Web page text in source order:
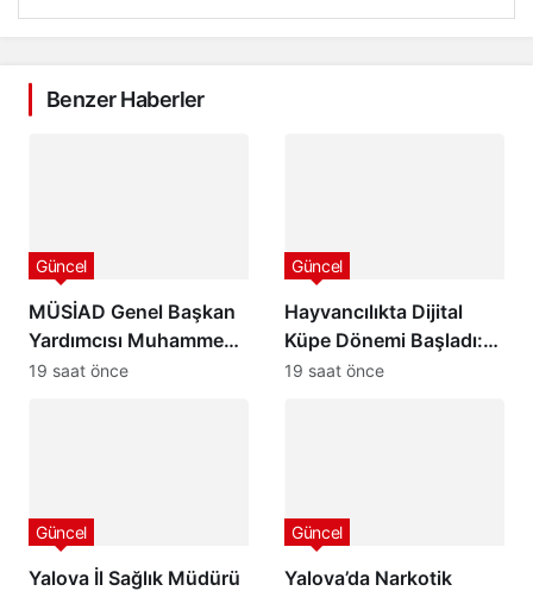
Benzer Haberler
MÜSİAD Genel Başkan
Yardımcısı Muhammed
Selim Başdemir’den
Güncel
19 saat önce
Hayvancılıkta Dijital
Küpe Dönemi Başladı:
GEKİS İlk Kez Kars’ta
Güncel
19 saat önce
Yalova İl Sağlık Müdürü
Güncel
Yalova’da Narkotik
Güncel